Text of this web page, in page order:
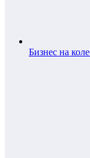
Бизнес на